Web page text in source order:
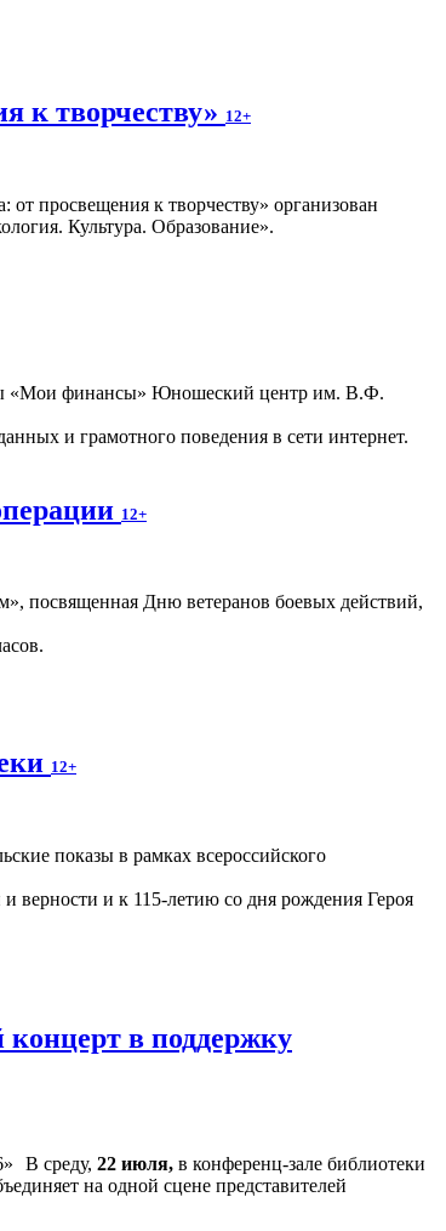
к творчеству» 12+
от просвещения к творчеству» организован
Культура. Образование».
«Мои финансы» Юношеский центр им. В.Ф.
и грамотного поведения в сети интернет.
12+
посвященная Дню ветеранов боевых действий,
12+
показы в рамках всероссийского
и к 115-летию со дня рождения Героя
в поддержку
В среду, 22 июля, в конференц-зале библиотеки
на одной сцене представителей